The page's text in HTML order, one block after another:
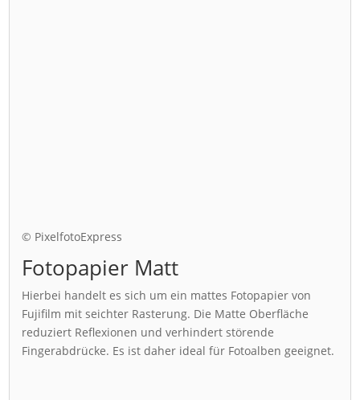
© PixelfotoExpress
Fotopapier Matt
Hierbei handelt es sich um ein mattes Fotopapier von
Fujifilm mit seichter Rasterung. Die Matte Oberfläche
reduziert Reflexionen und verhindert störende
Fingerabdrücke. Es ist daher ideal für Fotoalben geeignet.